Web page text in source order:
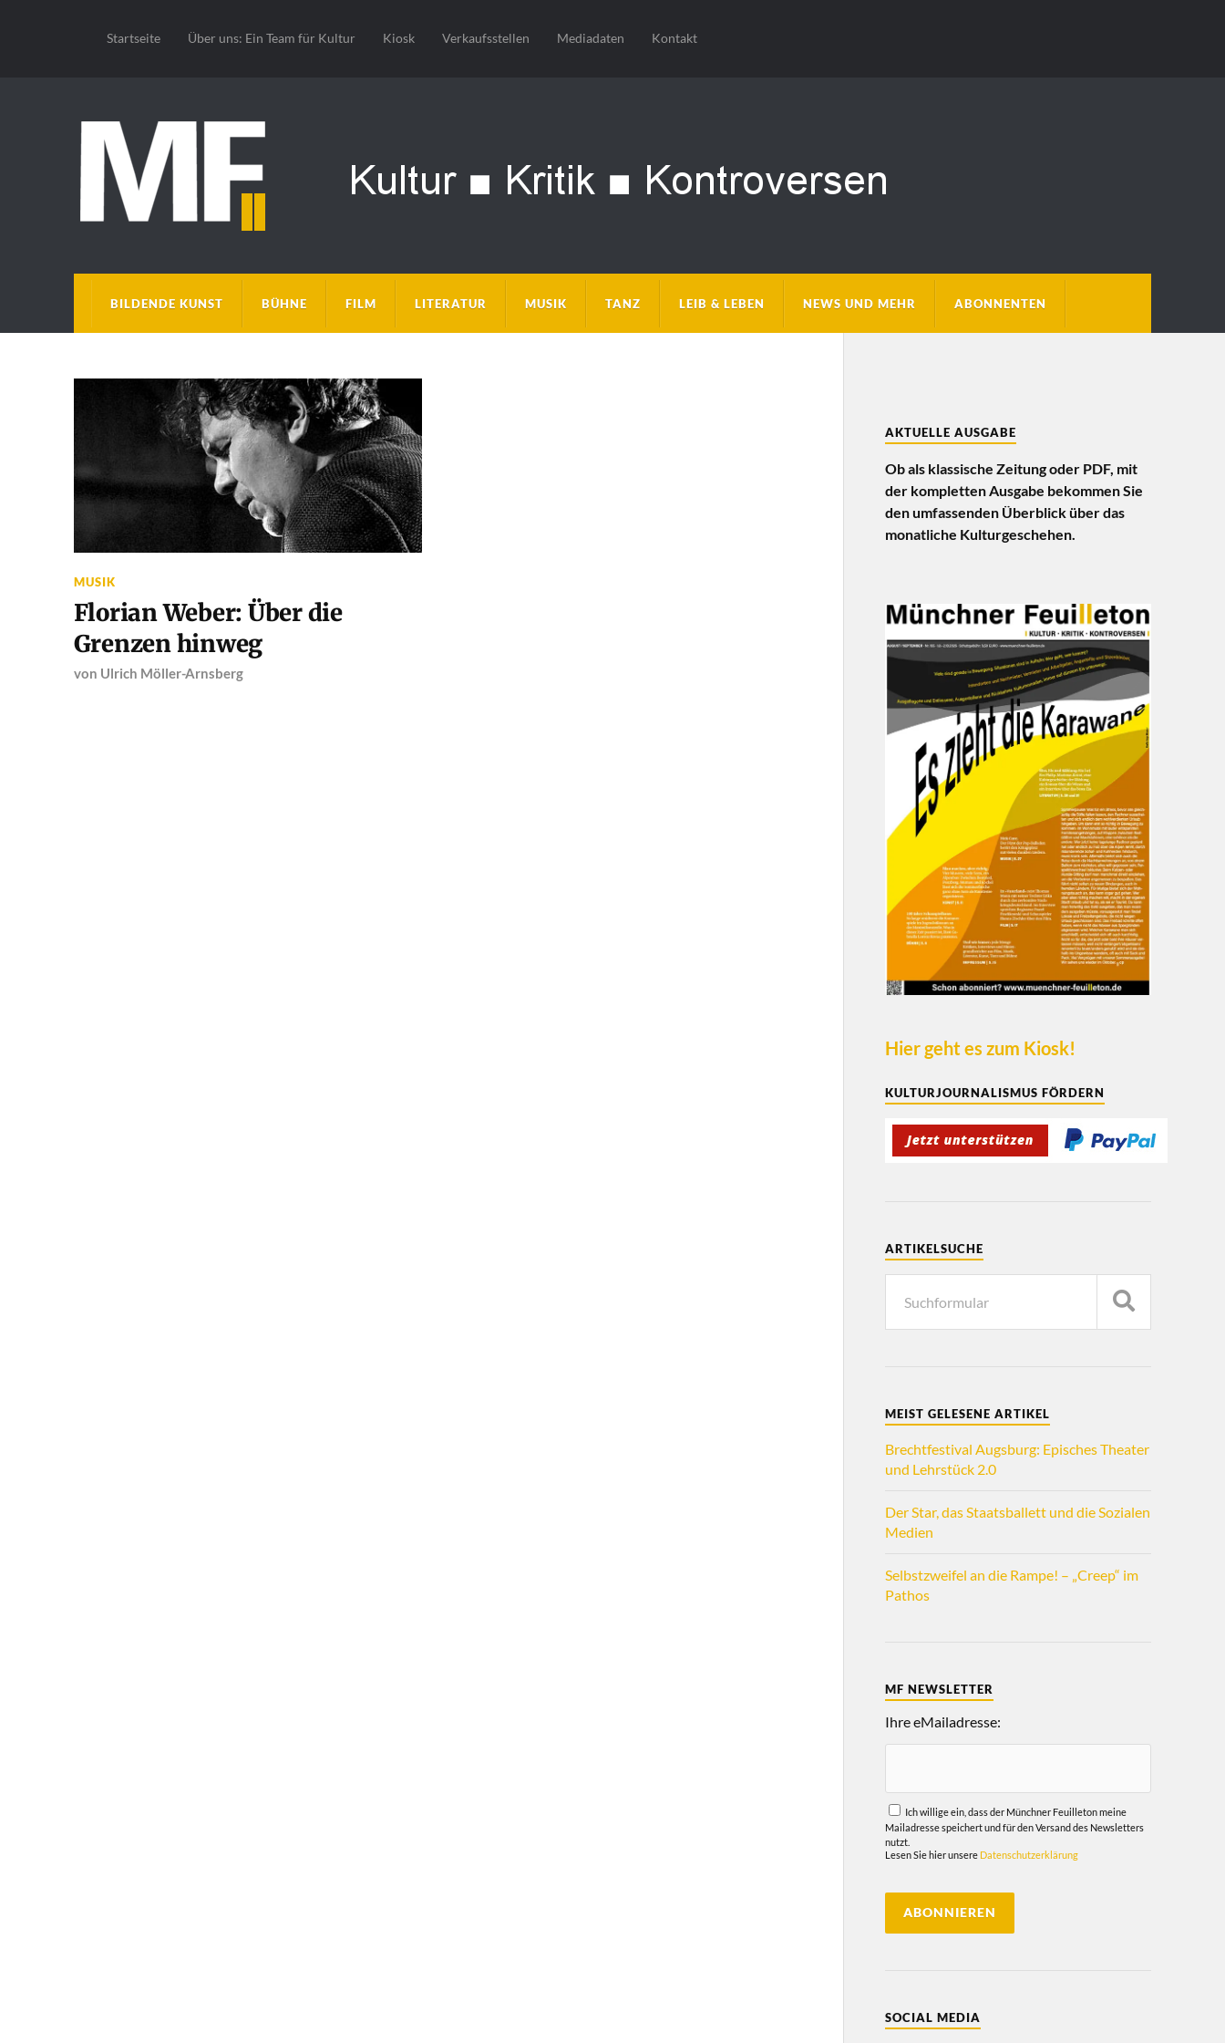
Startseite Über uns: Ein Team für Kultur Kiosk Verkaufsstellen Mediadaten Kontakt
BILDENDE KUNST BÜHNE FILM LITERATUR MUSIK TANZ LEIB & LEBEN NEWS UND MEHR ABONNENTEN
MUSIK
Florian Weber: Über die
Grenzen hinweg
von Ulrich Möller-Arnsberg
AKTUELLE AUSGABE
Ob als klassische Zeitung oder PDF, mit
der kompletten Ausgabe bekommen Sie
den umfassenden Überblick über das
monatliche Kulturgeschehen.
Hier geht es zum Kiosk!
KULTURJOURNALISMUS FÖRDERN
ARTIKELSUCHE
MEIST GELESENE ARTIKEL
Brechtfestival Augsburg: Episches Theater
und Lehrstück 2.0
Der Star, das Staatsballett und die Sozialen
Medien
Selbstzweifel an die Rampe! – „Creep“ im
Pathos
MF NEWSLETTER
Ihre eMailadresse:
Ich willige ein, dass der Münchner Feuilleton meine
Mailadresse speichert und für den Versand des Newsletters
nutzt.
Lesen Sie hier unsere Datenschutzerklärung
SOCIAL MEDIA